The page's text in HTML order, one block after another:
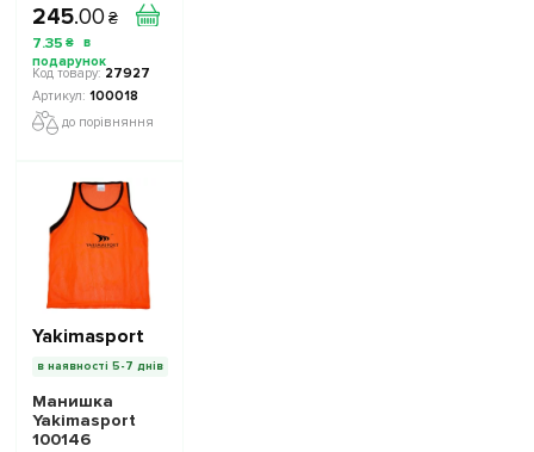
синій
245.00 ₴
7.35 ₴
27927
100018
до порівняння
Yakimasport
в наявності 5-7 днів
Манишка
Yakimasport
100146